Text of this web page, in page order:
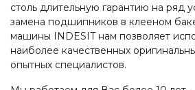
столь длительную гарантию на ряд
замена подшипников в клееном
машины INDESIT нам позволяет
наиболее качественных
опытных специалистов.